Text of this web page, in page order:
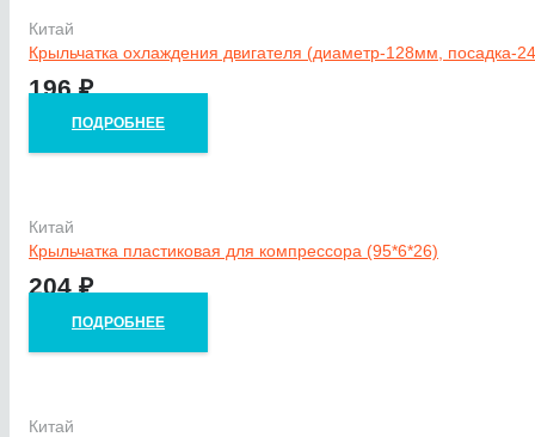
Китай
Крыльчатка охлаждения двигателя (диаметр-128мм, посадка-
196₽
ПОДРОБНЕЕ
Китай
Крыльчатка пластиковая для компрессора (95*6*26)
204₽
ПОДРОБНЕЕ
Китай